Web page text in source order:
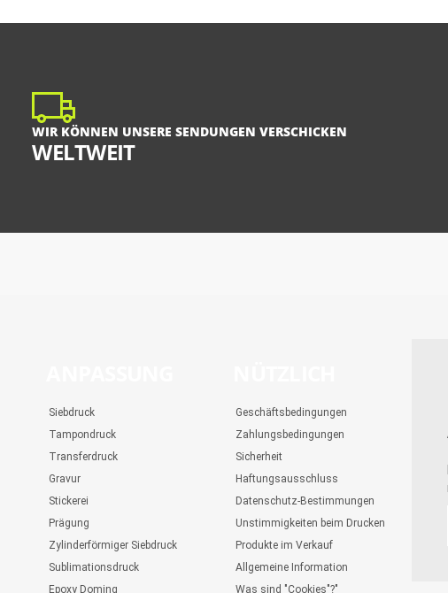
WIR KÖNNEN UNSERE SENDUNGEN VERSCHICKEN
WELTWEIT
Siebdruck
Tampondruck
Transferdruck
Gravur
Stickerei
Prägung
Zylinderförmiger Siebdruck
Sublimationsdruck
Epoxy Doming
Geschäftsbedingungen
Zahlungsbedingungen
Sicherheit
Haftungsausschluss
Datenschutz-Bestimmungen
Unstimmigkeiten beim Drucken
Produkte im Verkauf
Allgemeine Information
Was sind "Cookies"?"